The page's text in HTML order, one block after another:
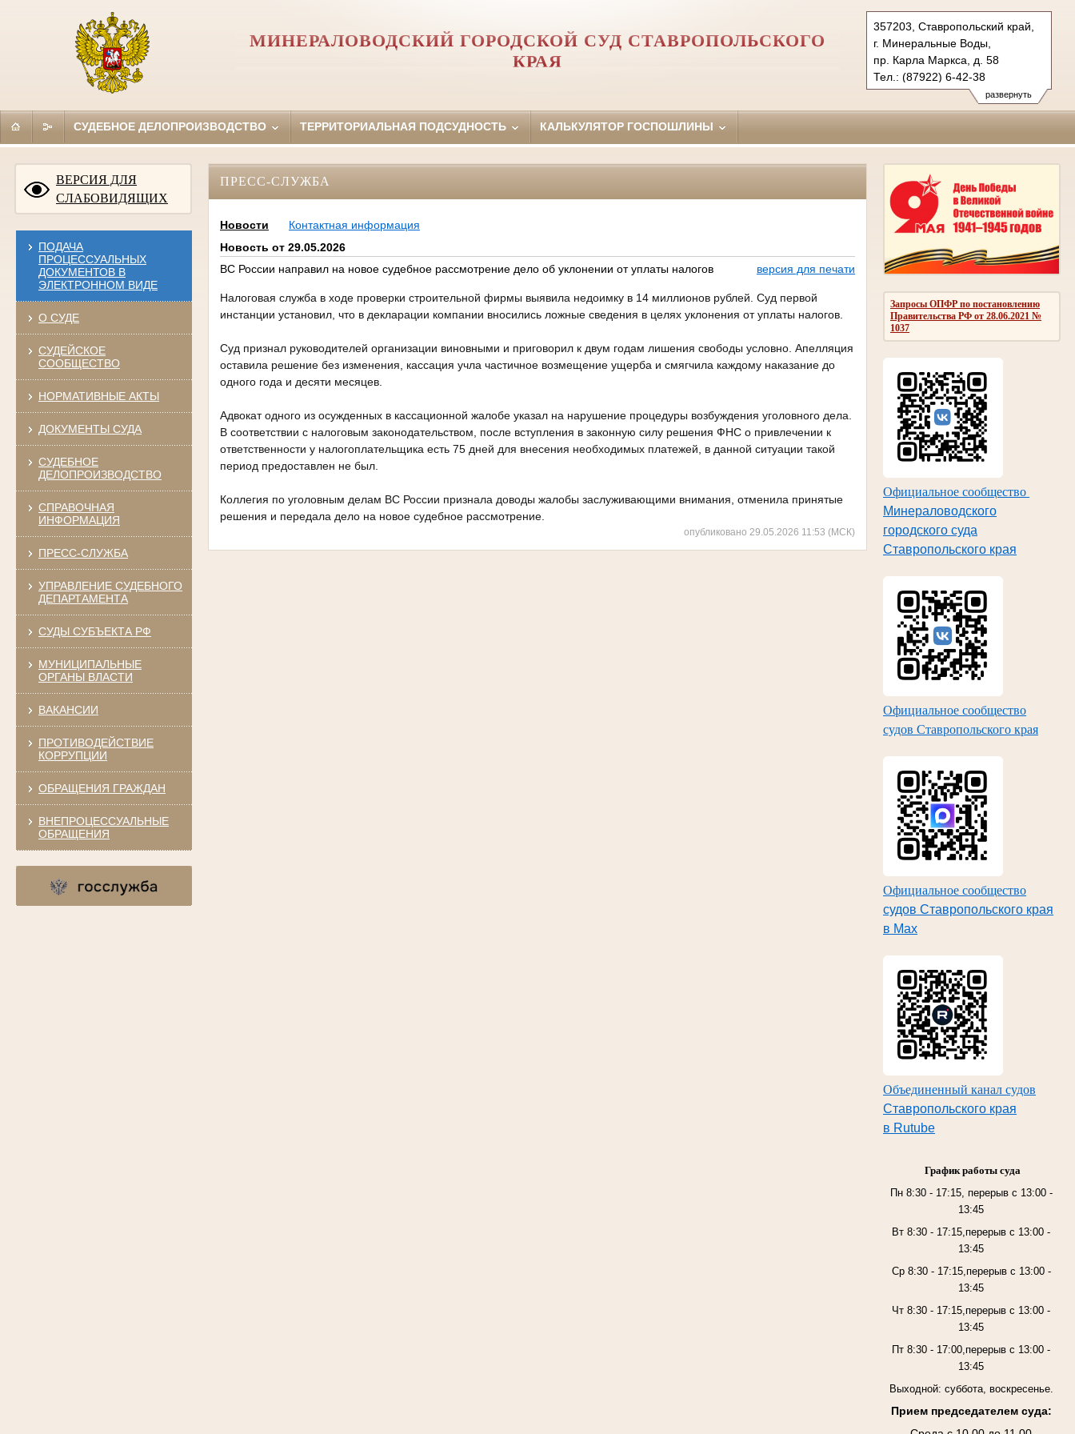
развернуть
357203, Ставропольский край,
г. Минеральные Воды,
пр. Карла Маркса, д. 58
Тел.: (87922) 6-42-38
6-43-89 (ф.)
mineralovodsky.stv@sudrf.ru
МИНЕРАЛОВОДСКИЙ ГОРОДСКОЙ СУД СТАВРОПОЛЬСКОГО
КРАЯ
СУДЕБНОЕ ДЕЛОПРОИЗВОДСТВО ТЕРРИТОРИАЛЬНАЯ ПОДСУДНОСТЬ КАЛЬКУЛЯТОР ГОСПОШЛИНЫ
ВЕРСИЯ ДЛЯ
СЛАБОВИДЯЩИХ
ПОДАЧА
ПРОЦЕССУАЛЬНЫХ
ДОКУМЕНТОВ В
ЭЛЕКТРОННОМ ВИДЕ
О СУДЕ
СУДЕЙСКОЕ
СООБЩЕСТВО
НОРМАТИВНЫЕ АКТЫ
ДОКУМЕНТЫ СУДА
СУДЕБНОЕ
ДЕЛОПРОИЗВОДСТВО
СПРАВОЧНАЯ
ИНФОРМАЦИЯ
ПРЕСС-СЛУЖБА
УПРАВЛЕНИЕ СУДЕБНОГО
ДЕПАРТАМЕНТА
СУДЫ СУБЪЕКТА РФ
МУНИЦИПАЛЬНЫЕ
ОРГАНЫ ВЛАСТИ
ВАКАНСИИ
ПРОТИВОДЕЙСТВИЕ
КОРРУПЦИИ
ОБРАЩЕНИЯ ГРАЖДАН
ВНЕПРОЦЕССУАЛЬНЫЕ
ОБРАЩЕНИЯ
Запросы ОПФР по постановлению
Правительства РФ от 28.06.2021 №
1037
Официальное сообщество
Минераловодского
городского суда
Ставропольского края
Официальное сообщество
судов Ставропольского края
Официальное сообщество
судов Ставропольского края
в Max
Объединенный канал судов
Ставропольского края
в Rutube
График работы суда
Пн 8:30 - 17:15, перерыв с 13:00 -
13:45
Вт 8:30 - 17:15,перерыв с 13:00 -
13:45
Ср 8:30 - 17:15,перерыв с 13:00 -
13:45
Чт 8:30 - 17:15,перерыв с 13:00 -
13:45
Пт 8:30 - 17:00,перерыв с 13:00 -
13:45
Выходной: суббота, воскресенье.
Прием председателем суда:
ПРЕСС-СЛУЖБА
Новости
Контактная информация
Новость от 29.05.2026
ВС России направил на новое судебное рассмотрение дело об уклонении от уплаты налогов
версия для печати
Налоговая служба в ходе проверки строительной фирмы выявила недоимку в 14 миллионов рублей. Суд первой
инстанции установил, что в декларации компании вносились ложные сведения в целях уклонения от уплаты налогов.
Суд признал руководителей организации виновными и приговорил к двум годам лишения свободы условно. Апелляция
оставила решение без изменения, кассация учла частичное возмещение ущерба и смягчила каждому наказание до
одного года и десяти месяцев.
Адвокат одного из осужденных в кассационной жалобе указал на нарушение процедуры возбуждения уголовного дела.
В соответствии с налоговым законодательством, после вступления в законную силу решения ФНС о привлечении к
ответственности у налогоплательщика есть 75 дней для внесения необходимых платежей, в данной ситуации такой
период предоставлен не был.
Коллегия по уголовным делам ВС России признала доводы жалобы заслуживающими внимания, отменила принятые
решения и передала дело на новое судебное рассмотрение.
опубликовано 29.05.2026 11:53 (МСК)